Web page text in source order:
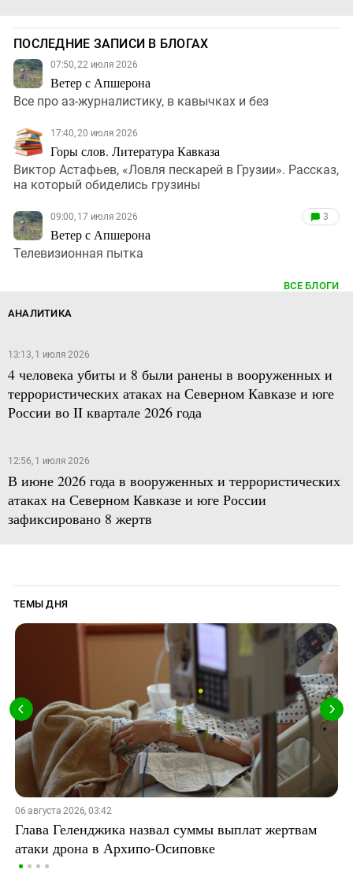
ПОСЛЕДНИЕ ЗАПИСИ В БЛОГАХ
07:50, 22 июля 2026
Ветер с Апшерона
Все про аз-журналистику, в кавычках и без
17:40, 20 июля 2026
Горы слов. Литература Кавказа
Виктор Астафьев, «Ловля пескарей в Грузии». Рассказ,
на который обиделись грузины
09:00, 17 июля 2026
Ветер с Апшерона
3
Телевизионная пытка
ВСЕ БЛОГИ
АНАЛИТИКА
13:13, 1 июля 2026
4 человека убиты и 8 были ранены в вооруженных и
террористических атаках на Северном Кавказе и юге
России во II квартале 2026 года
12:56, 1 июля 2026
В июне 2026 года в вооруженных и террористических
атаках на Северном Кавказе и юге России
зафиксировано 8 жертв
ТЕМЫ ДНЯ
06 августа 2026, 03:42
Глава Геленджика назвал суммы выплат жертвам
атаки дрона в Архипо-Осиповке